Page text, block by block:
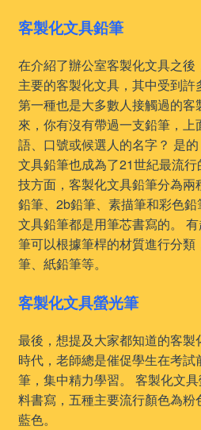
客製化文具鉛筆
在介紹了辦公室客製化文具之
主要的客製化文具，其中受到許
第一種也是大多數人接觸過的客
來，你有沒有帶過一支鉛筆，
語、口號或候選人的名字？ 是
文具鉛筆也成為了21世紀最流
技方面，客製化文具鉛筆分為
鉛筆、2b鉛筆、素描筆和彩色
文具鉛筆都是用筆芯書寫的。
筆可以根據筆桿的材質進行分
筆、紙鉛筆等。
客製化文具螢光筆
最後，想提及大家都知道的客製
時代，老師總是催促學生在考
筆，集中精力學習。 客製化文
料書寫，五種主要流行顏色為
藍色。